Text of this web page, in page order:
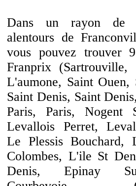
Dans un rayon de
alentours de
vous pouvez trouver
Franprix (Sartrouville,
L'aumone, Saint Ouen,
Saint Denis, Saint
Paris, Paris, Nogent
Levallois Perret,
Le Plessis Bouchard,
Colombes, L'ile St
Denis, Epinay